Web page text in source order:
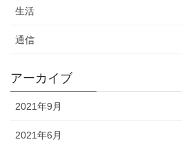
生活
通信
アーカイブ
2021年9月
2021年6月